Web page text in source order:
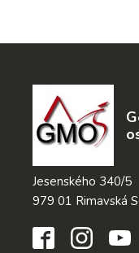
Jesenského 340/5
979 01 Rimavská